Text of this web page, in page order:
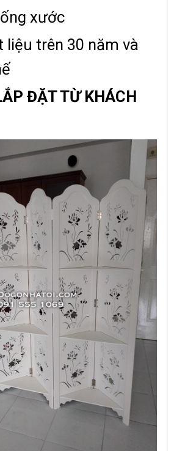
xước
trên 30 năm và
ĐẶT TỪ KHÁCH